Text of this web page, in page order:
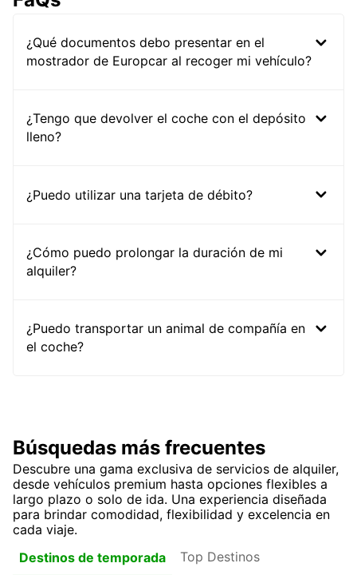
¿Qué documentos debo presentar en el
mostrador de Europcar al recoger mi vehículo?
¿Tengo que devolver el coche con el depósito
lleno?
¿Puedo utilizar una tarjeta de débito?
¿Cómo puedo prolongar la duración de mi
alquiler?
¿Puedo transportar un animal de compañía en
el coche?
Búsquedas más frecuentes
Descubre una gama exclusiva de servicios de alquiler,
desde vehículos premium hasta opciones flexibles a
largo plazo o solo de ida. Una experiencia diseñada
para brindar comodidad, flexibilidad y excelencia en
cada viaje.
Destinos de temporada
Top Destinos